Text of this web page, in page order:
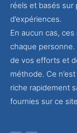
réels et basés sur
d’expériences.
En aucun cas,
chaque
de vos efforts et
méthode. Ce
riche rapidement
fournies sur ce